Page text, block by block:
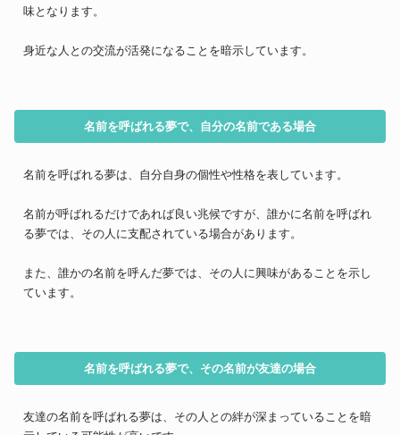
味となります。
身近な人との交流が活発になることを暗示しています。
名前を呼ばれる夢で、自分の名前である場合
名前を呼ばれる夢は、自分自身の個性や性格を表しています。
名前が呼ばれるだけであれば良い兆候ですが、誰かに名前を呼ばれ
る夢では、その人に支配されている場合があります。
また、誰かの名前を呼んだ夢では、その人に興味があることを示し
ています。
名前を呼ばれる夢で、その名前が友達の場合
友達の名前を呼ばれる夢は、その人との絆が深まっていることを暗